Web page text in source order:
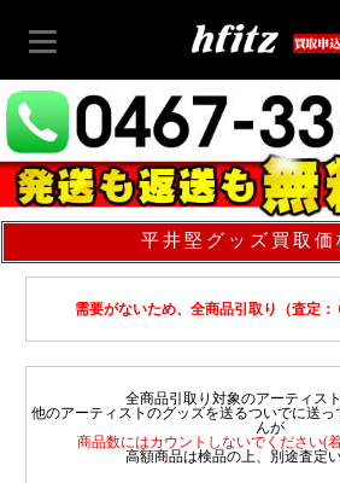
平井堅グッズ買取価
需要がないため、全商品引取り（査定：
全商品引取り対象のアーティス
他のアーティストのグッズを送るついでに送
んが
商品数にはカウントしないでください(
高額商品は検品の上、別途査定